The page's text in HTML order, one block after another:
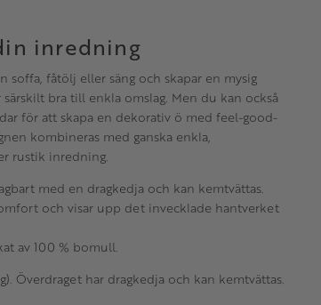
inredning
fåtölj eller säng och skapar en mysig
särskilt bra till enkla omslag. Men du kan också
för att skapa en dekorativ ö med feel-good-
kombineras med ganska enkla,
rustik inredning.
med en dragkedja och kan kemtvättas.
och visar upp det invecklade hantverket
av 100 % bomull.
Överdraget har dragkedja och kan kemtvättas.